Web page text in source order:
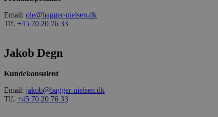
Email: ole@bagger-nielsen.dk
Tlf. +45 70 20 76 33
Jakob Degn
Kundekonsulent
Email: jakob@bagger-nielsen.dk
Tlf. +45 70 20 76 33